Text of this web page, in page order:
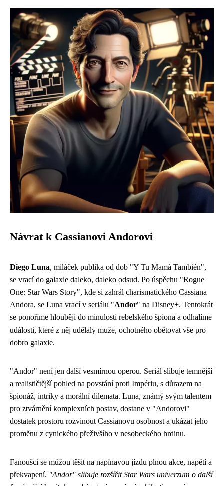
Návrat k Cassianovi Andorovi
Diego Luna, miláček publika od dob "Y Tu Mamá También",
se vrací do galaxie daleko, daleko odsud. Po úspěchu "Rogue
One: Star Wars Story", kde si zahrál charismatického Cassiana
Andora, se Luna vrací v seriálu "Andor" na Disney+. Tentokrát
se ponoříme hlouběji do minulosti rebelského špiona a odhalíme
události, které z něj udělaly muže, ochotného obětovat vše pro
dobro galaxie.
"Andor" není jen další vesmírnou operou. Seriál slibuje temnější
a realističtější pohled na povstání proti Impériu, s důrazem na
špionáž, intriky a morální dilemata. Luna, známý svým talentem
pro ztvárnění komplexních postav, dostane v "Andorovi"
dostatek prostoru rozvinout Cassianovu osobnost a ukázat jeho
proměnu z cynického přeživšího v nesobeckého hrdinu.
Fanoušci se můžou těšit na napínavou jízdu plnou akce, napětí a
překvapení. "Andor" slibuje rozšířit Star Wars univerzum o další